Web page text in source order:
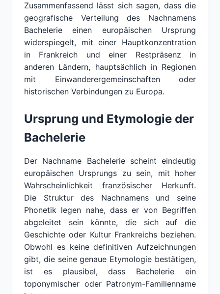
Zusammenfassend lässt sich sagen, dass die
geografische Verteilung des Nachnamens
Bachelerie einen europäischen Ursprung
widerspiegelt, mit einer Hauptkonzentration
in Frankreich und einer Restpräsenz in
anderen Ländern, hauptsächlich in Regionen
mit Einwanderergemeinschaften oder
historischen Verbindungen zu Europa.
Ursprung und Etymologie der
Bachelerie
Der Nachname Bachelerie scheint eindeutig
europäischen Ursprungs zu sein, mit hoher
Wahrscheinlichkeit französischer Herkunft.
Die Struktur des Nachnamens und seine
Phonetik legen nahe, dass er von Begriffen
abgeleitet sein könnte, die sich auf die
Geschichte oder Kultur Frankreichs beziehen.
Obwohl es keine definitiven Aufzeichnungen
gibt, die seine genaue Etymologie bestätigen,
ist es plausibel, dass Bachelerie ein
toponymischer oder Patronym-Familienname